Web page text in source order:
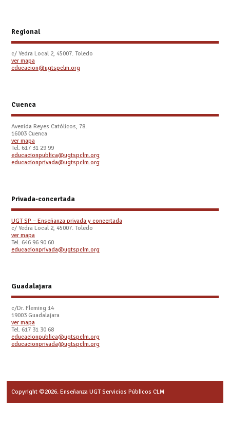
Regional
c/ Yedra Local 2, 45007. Toledo
ver mapa
educacion@ugtspclm.org
Cuenca
Avenida Reyes Católicos, 78.
16003 Cuenca
ver mapa
Tel. 617 31 29 99
educacionpublica@ugtspclm.org
educacionprivada@ugtspclm.org
Privada-concertada
UGT SP – Enseñanza privada y concertada
c/ Yedra Local 2, 45007. Toledo
ver mapa
Tel. 646 96 90 60
educacionprivada@ugtspclm.org
Guadalajara
c/Dr. Fleming 14
19003 Guadalajara
ver mapa
Tel. 617 31 30 68
educacionpublica@ugtspclm.org
educacionprivada@ugtspclm.org
Copyright ©2026. Enseñanza UGT Servicios Públicos CLM